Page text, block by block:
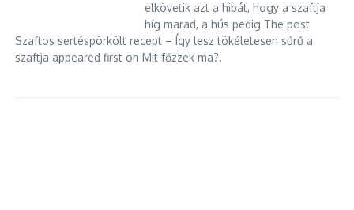
elkövetik azt a hibát, hogy a szaftja
híg marad, a hús pedig The post
Szaftos sertéspörkölt recept – Így lesz tökéletesen sűrű a
szaftja appeared first on Mit főzzek ma?.